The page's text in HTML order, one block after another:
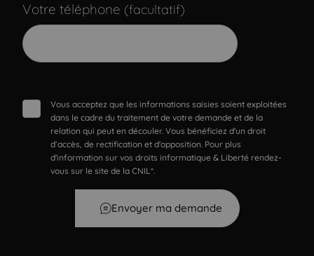
Votre téléphone (facultatif)
Vous acceptez que les informations saisies soient exploitées
dans le cadre du traitement de votre demande et de la
relation qui peut en découler. Vous bénéficiez d'un droit
d’accès, de rectification et d'opposition. Pour plus
d'information sur vos droits informatique & Liberté rendez-
vous sur le site de la CNIL*.
Envoyer ma demande